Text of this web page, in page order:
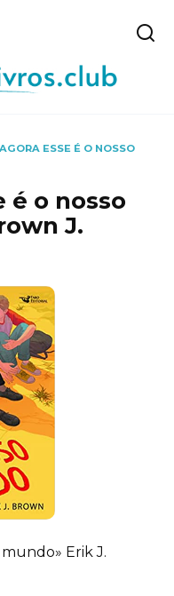
ESSE É O NOSSO
é o nosso
J.
mundo» Erik J.